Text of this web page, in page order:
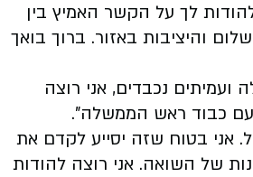
לך על הקשר האמיץ בין
והיציבות באזור. ברוך בואך
ועמיתים נכבדים, אני רוצה
עם כבוד ראש הממשלה".
אני בטוח שזה יסייע לקדם את
של השואה. אני רוצה להודות